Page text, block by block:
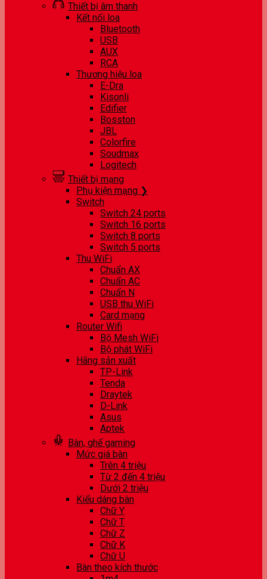
Thiết bị âm thanh
Kết nối loa
Bluetooth
USB
AUX
RCA
Thương hiệu loa
E-Dra
Kisonli
Edifier
Bosston
JBL
Colorfire
Soudmax
Logitech
Thiết bị mạng
Phụ kiện mạng ❯
Switch
Switch 24 ports
Switch 16 ports
Switch 8 ports
Switch 5 ports
Thu WiFi
Chuẩn AX
Chuẩn AC
Chuẩn N
USB thu WiFi
Card mạng
Router Wifi
Bộ Mesh WiFi
Bộ phát WiFi
Hãng sản xuất
TP-Link
Tenda
Draytek
D-Link
Asus
Aptek
Bàn, ghế gaming
Mức giá bàn
Trên 4 triệu
Từ 2 đến 4 triệu
Dưới 2 triệu
Kiểu dáng bàn
Chữ Y
Chữ T
Chữ Z
Chữ K
Chữ U
Bàn theo kích thước